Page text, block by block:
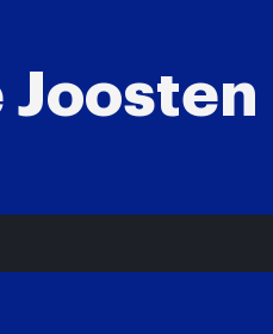
Joosten